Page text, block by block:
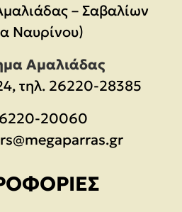
– Σαβαλίων
Ναυρίνου)
Αμαλιάδας
τηλ. 26220-28385
20060